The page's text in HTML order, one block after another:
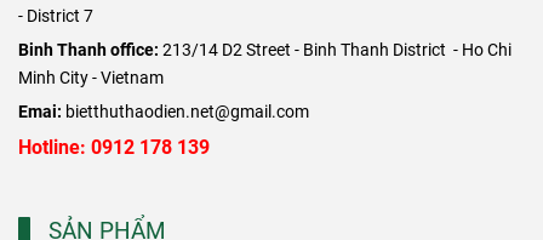
- District 7
Binh Thanh office: 213/14 D2 Street - Binh Thanh District - Ho Chi
Minh City - Vietnam
Emai: bietthuthaodien.net@gmail.com
Hotline: 0912 178 139
SẢN PHẨM